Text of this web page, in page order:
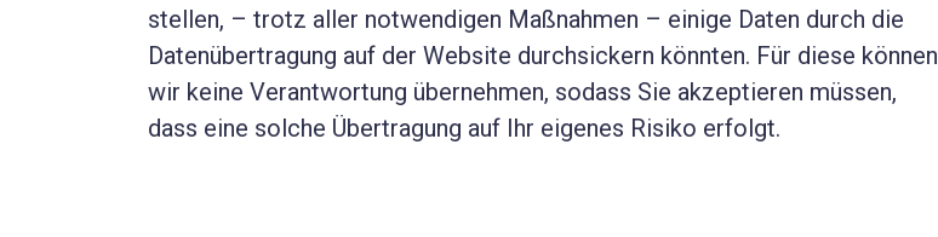
stellen, – trotz aller notwendigen Maßnahmen – einige Daten durch die
Datenübertragung auf der Website durchsickern könnten. Für diese können
wir keine Verantwortung übernehmen, sodass Sie akzeptieren müssen,
dass eine solche Übertragung auf Ihr eigenes Risiko erfolgt.